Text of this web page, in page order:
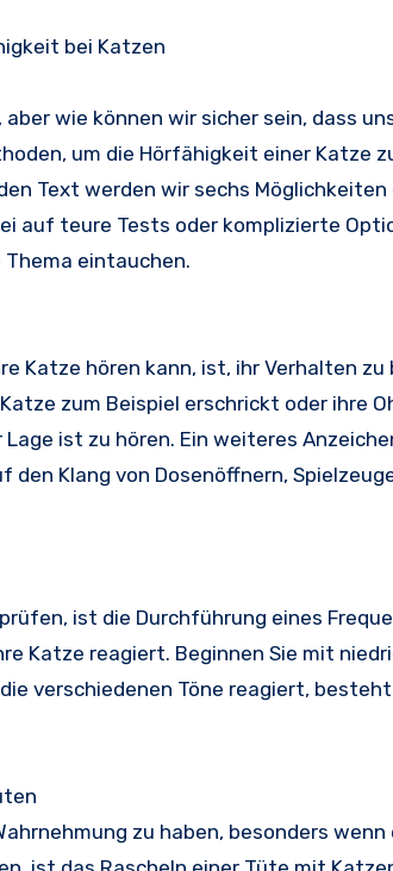
bei Katzen
wie können wir sicher sein, dass
um die Hörfähigkeit einer Katze
Text werden wir sechs Möglichkeiten
auf teure Tests oder komplizierte
eintauchen.
Katze hören kann, ist, ihr Verhalten zu
zum Beispiel erschrickt oder ihre
ist zu hören. Ein weiteres
Klang von Dosenöffnern,
ist die Durchführung eines
Katze reagiert. Beginnen Sie mit
verschiedenen Töne reagiert,
zu haben, besonders wenn